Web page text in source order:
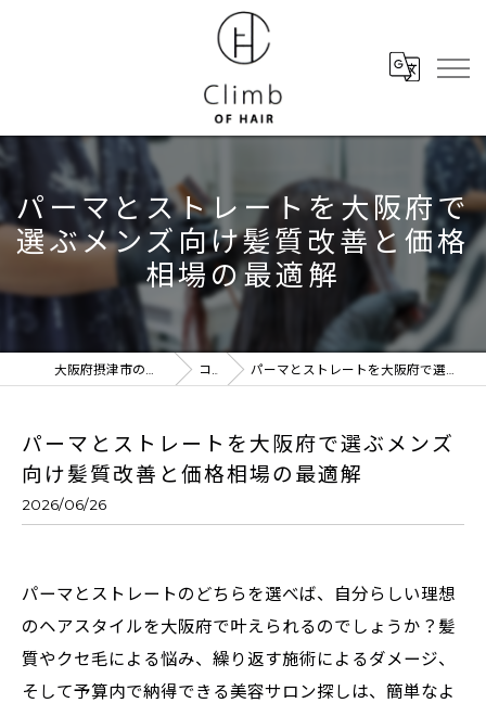
パーマとストレートを大阪府で
選ぶメンズ向け髪質改善と価格
相場の最適解
大阪府摂津市の美容室ならClimb of hair コラム パーマとストレートを大阪府で選ぶメンズ向け髪質改善と価格相場の最適解
パーマとストレートを大阪府で選ぶメンズ
向け髪質改善と価格相場の最適解
2026/06/26
パーマとストレートのどちらを選べば、自分らしい理想
のヘアスタイルを大阪府で叶えられるのでしょうか？髪
質やクセ毛による悩み、繰り返す施術によるダメージ、
そして予算内で納得できる美容サロン探しは、簡単なよ